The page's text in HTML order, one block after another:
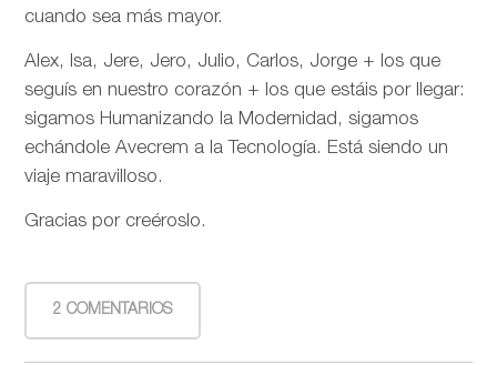
cuando sea más mayor.
Alex, Isa, Jere, Jero, Julio, Carlos, Jorge + los que
seguís en nuestro corazón + los que estáis por llegar:
sigamos Humanizando la Modernidad, sigamos
echándole Avecrem a la Tecnología. Está siendo un
viaje maravilloso.
Gracias por creéroslo.
2 COMENTARIOS